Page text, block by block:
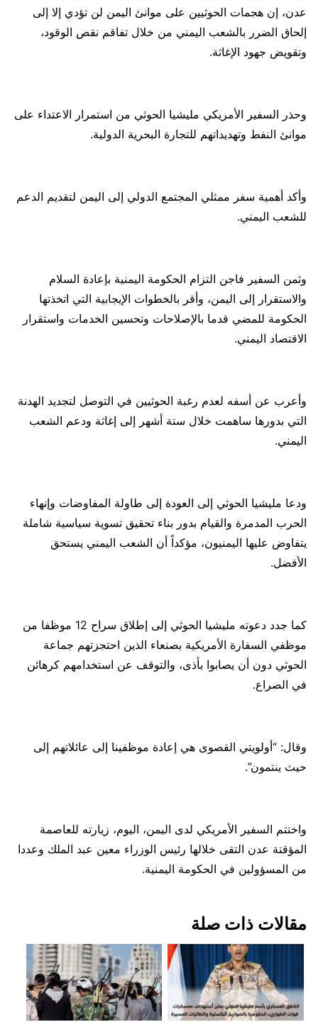
عدن، إن هجمات الحوثيين على موانئ اليمن لن تؤدي إلا إلى
إلحاق الضرر بالشعب اليمني من خلال تفاقم نقص الوقود،
وتقويض جهود الإغاثة.
وحذر السفير الأمريكي مليشيا الحوثي من استمرار الاعتداء على
موانئ النفط وتهديداتهم للتجارة البحرية الدولية.
وأكد أهمية سفر ممثلي المجتمع الدولي إلى اليمن لتقديم الدعم
للشعب اليمني.
وثمن السفير فاجن التزام الحكومة اليمنية بإعادة السلام
والاستقرار إلى اليمن، وأقر بالخطوات الإيجابية التي اتخذتها
الحكومة للمضي قدما بالإصلاحات وتحسين الخدمات واستقرار
الاقتصاد اليمني.
وأعرب عن أسفه لعدم رغبة الحوثيين في التوصل لتجديد الهدنة
التي بدورها ساهمت خلال ستة أشهر إلى إغاثة ودعم الشعب
اليمني.
ودعا مليشيا الحوثي إلى العودة إلى طاولة المفاوضات وإنهاء
الحرب المدمرة والقيام بدور بناء تحقيق تسوية سياسية شاملة
يتفاوض عليها اليمنيون، مؤكداً أن الشعب اليمني يستحق
الأفضل.
كما جدد دعوته مليشيا الحوثي إلى إطلاق سراح 12 موظفا من
موظفي السفارة الأمريكية بصنعاء الذين احتجزتهم جماعة
الحوثي دون أن يصابوا بأذى، والتوقف عن استخدامهم كرهائن
في الصراع.
وقال: “أولويتي القصوى هي إعادة موظفينا إلى عائلاتهم إلى
حيث ينتمون”.
واختتم السفير الأمريكي لدى اليمن، اليوم، زيارته للعاصمة
المؤقتة عدن التقى خلالها رئيس الوزراء معين عبد الملك وعددا
من المسؤولين في الحكومة اليمنية.
مقالات ذات صلة